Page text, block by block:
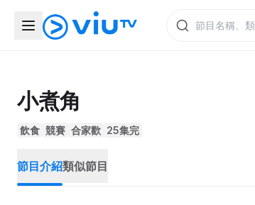
小煮角
飲食 競賽 合家歡 25集完
節目介紹類似節目